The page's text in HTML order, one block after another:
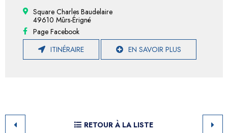
Square Charles Baudelaire
49610 Mûrs-Érigné
Page Facebook
ITINÉRAIRE
EN SAVOIR PLUS
RETOUR À LA LISTE